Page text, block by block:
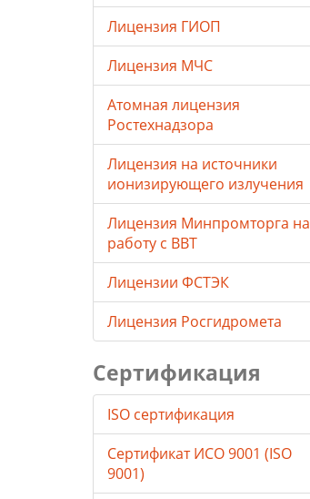
Лицензия ГИОП
Лицензия МЧС
Атомная лицензия
Ростехнадзора
Лицензия на источники
ионизирующего излучения
Лицензия Минпромторга на
работу с ВВТ
Лицензии ФСТЭК
Лицензия Росгидромета
Сертификация
ISO сертификация
Сертификат ИСО 9001 (ISO
9001)